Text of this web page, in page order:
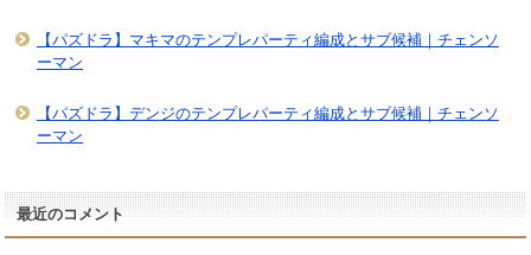
【パズドラ】マキマのテンプレパーティ編成とサブ候補｜チェンソ
ーマン
【パズドラ】デンジのテンプレパーティ編成とサブ候補｜チェンソ
ーマン
最近のコメント